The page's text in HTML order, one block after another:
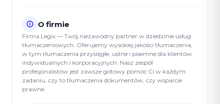
O firmie
Firma Legix — Twój niezawodny partner w dziedzinie usług
tłumaczeniowych. Oferujemy wysokiej jakości tłumaczenia,
w tym tłumaczenia przysięgłe, ustne i pisemne dla klientów
indywidualnych i korporacyjnych. Nasz zespół
profesjonalistów jest zawsze gotowy pomóc Ci w każdym
zadaniu, czy to tłumaczenia dokumentów, czy wsparcie
prawne.